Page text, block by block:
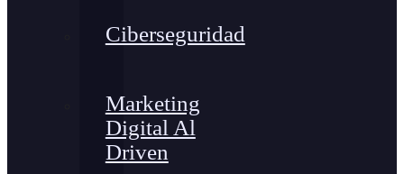
Ciberseguridad
Marketing
Digital Al
Driven